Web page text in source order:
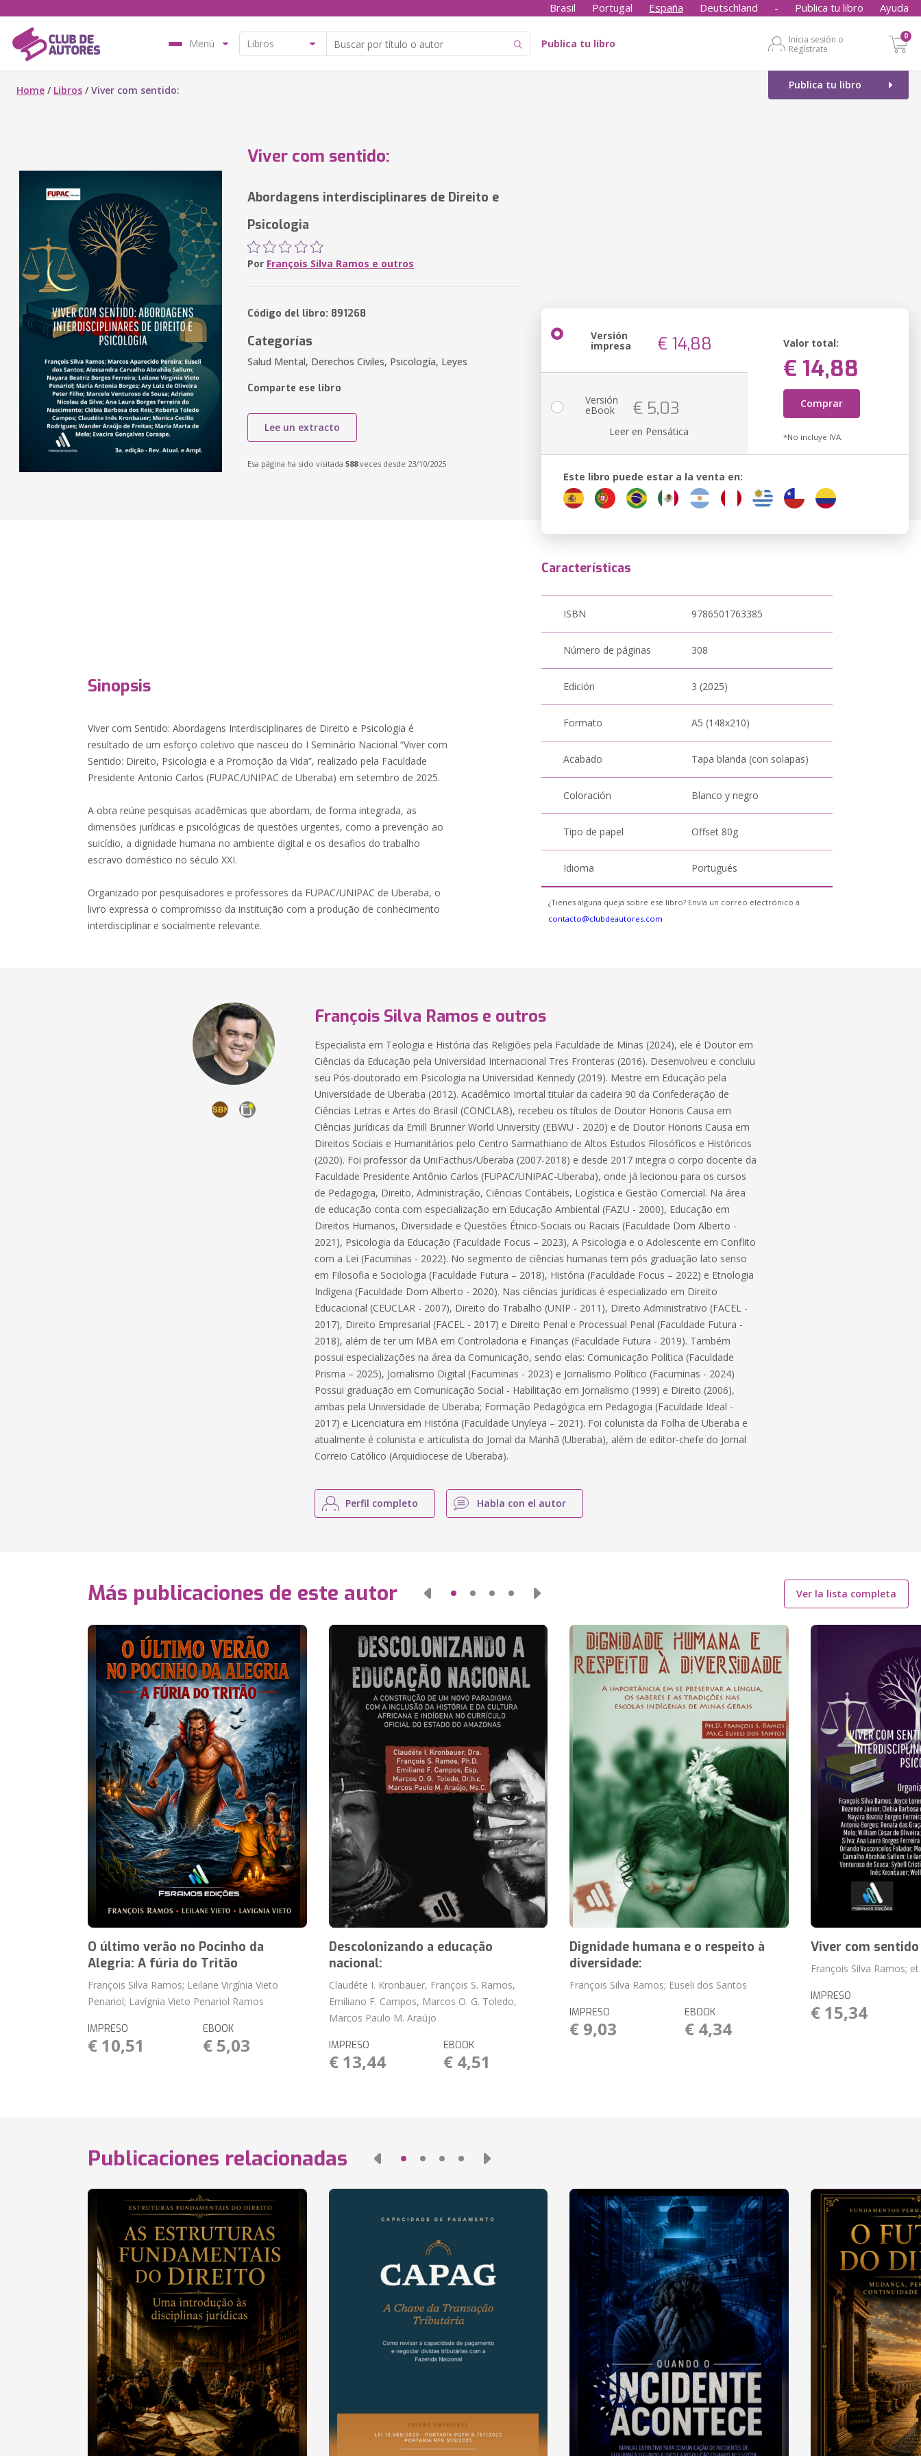
Brasil Portugal España Deutschland - Publica tu libro Ayuda
Menú Publica tu libro
Inicia sesión o
Regístrate
0
Publica tu libro
Home / Libros /Viver com sentido:
Viver com sentido:
Abordagens interdisciplinares de Direito e
Psicologia
Por François Silva Ramos e outros
Código del libro: 891268
Categorías
Salud Mental, Derechos Civiles, Psicología, Leyes
Comparte ese libro
Lee un extracto
Esa página ha sido visitada 588veces desde 23/10/2025
Versión
impresa € 14,88 Valor total:
€ 14,88
Comprar
*No incluye IVA.
Versión
eBook € 5,03
Leer en Pensática
Este libro puede estar a la venta en:
Sinopsis
Viver com Sentido: Abordagens Interdisciplinares de Direito e Psicologia é
resultado de um esforço coletivo que nasceu do I Seminário Nacional “Viver com
Sentido: Direito, Psicologia e a Promoção da Vida”, realizado pela Faculdade
Presidente Antonio Carlos (FUPAC/UNIPAC de Uberaba) em setembro de 2025.
A obra reúne pesquisas acadêmicas que abordam, de forma integrada, as
dimensões jurídicas e psicológicas de questões urgentes, como a prevenção ao
suicídio, a dignidade humana no ambiente digital e os desafios do trabalho
escravo doméstico no século XXI.
Organizado por pesquisadores e professores da FUPAC/UNIPAC de Uberaba, o
livro expressa o compromisso da instituição com a produção de conhecimento
interdisciplinar e socialmente relevante.
Características
ISBN 9786501763385
Número de páginas 308
Edición 3 (2025)
Formato A5 (148x210)
Acabado Tapa blanda (con solapas)
Coloración Blanco y negro
Tipo de papel Offset 80g
Idioma Portugués
¿Tienes alguna queja sobre ese libro? Envía un correo electrónico a
contacto@clubdeautores.com
François Silva Ramos e outros
Especialista em Teologia e História das Religiões pela Faculdade de Minas (2024), ele é Doutor em
Ciências da Educação pela Universidad Internacional Tres Fronteras (2016). Desenvolveu e concluiu
seu Pós-doutorado em Psicologia na Universidad Kennedy (2019). Mestre em Educação pela
Universidade de Uberaba (2012). Acadêmico Imortal titular da cadeira 90 da Confederação de
Ciências Letras e Artes do Brasil (CONCLAB), recebeu os títulos de Doutor Honoris Causa em
Ciências Jurídicas da Emill Brunner World University (EBWU - 2020) e de Doutor Honoris Causa em
Direitos Sociais e Humanitários pelo Centro Sarmathiano de Altos Estudos Filosóficos e Históricos
(2020). Foi professor da UniFacthus/Uberaba (2007-2018) e desde 2017 integra o corpo docente da
Faculdade Presidente Antônio Carlos (FUPAC/UNIPAC-Uberaba), onde já lecionou para os cursos
de Pedagogia, Direito, Administração, Ciências Contábeis, Logística e Gestão Comercial. Na área
de educação conta com especialização em Educação Ambiental (FAZU - 2000), Educação em
Direitos Humanos, Diversidade e Questões Étnico-Sociais ou Raciais (Faculdade Dom Alberto -
2021), Psicologia da Educação (Faculdade Focus – 2023), A Psicologia e o Adolescente em Conflito
com a Lei (Facuminas - 2022). No segmento de ciências humanas tem pós graduação lato senso
em Filosofia e Sociologia (Faculdade Futura – 2018), História (Faculdade Focus – 2022) e Etnologia
Indígena (Faculdade Dom Alberto - 2020). Nas ciências jurídicas é especializado em Direito
Educacional (CEUCLAR - 2007), Direito do Trabalho (UNIP - 2011), Direito Administrativo (FACEL -
2017), Direito Empresarial (FACEL - 2017) e Direito Penal e Processual Penal (Faculdade Futura -
2018), além de ter um MBA em Controladoria e Finanças (Faculdade Futura - 2019). Também
possui especializações na área da Comunicação, sendo elas: Comunicação Política (Faculdade
Prisma – 2025), Jornalismo Digital (Facuminas - 2023) e Jornalismo Político (Facuminas - 2024)
Possui graduação em Comunicação Social - Habilitação em Jornalismo (1999) e Direito (2006),
ambas pela Universidade de Uberaba; Formação Pedagógica em Pedagogia (Faculdade Ideal -
2017) e Licenciatura em História (Faculdade Unyleya – 2021). Foi colunista da Folha de Uberaba e
atualmente é colunista e articulista do Jornal da Manhã (Uberaba), além de editor-chefe do Jornal
Correio Católico (Arquidiocese de Uberaba).
Perfil completo Habla con el autor
Más publicaciones de este autor Ver la lista completa
O último verão no Pocinho da
Alegria: A fúria do Tritão
François Silva Ramos; Leilane Virgínia Vieto
Penariol; Lavígnia Vieto Penariol Ramos
IMPRESO
€ 10,51
EBOOK
€ 5,03
Descolonizando a educação
nacional:
Claudéte I. Kronbauer, François S. Ramos,
Emiliano F. Campos, Marcos O. G. Toledo,
Marcos Paulo M. Araújo
IMPRESO
€ 13,44
EBOOK
€ 4,51
Dignidade humana e o respeito à
diversidade:
François Silva Ramos; Euseli dos Santos
IMPRESO
€ 9,03
EBOOK
€ 4,34
Viver com
François Silva Ramos; et
IMPRESO
€ 15,34
Publicaciones relacionadas